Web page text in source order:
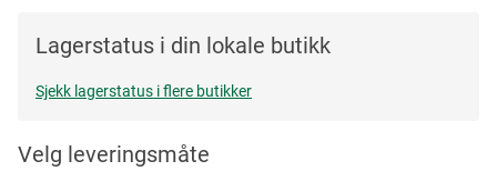
Lagerstatus i din lokale butikk
Sjekk lagerstatus i flere butikker
Velg leveringsmåte